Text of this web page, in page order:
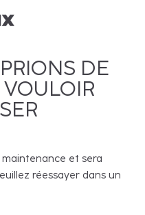
DE
et sera
réessayer dans un